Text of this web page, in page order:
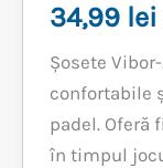
34,99 lei
Șosete
confortabile
padel. Oferă
în timpul